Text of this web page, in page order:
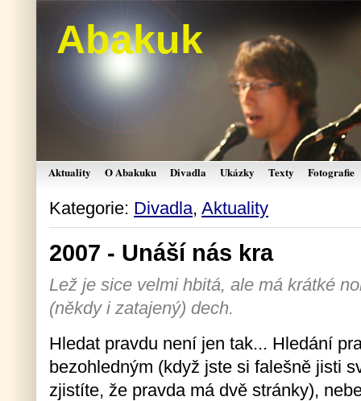
Abakuk
Aktuality O Abakuku Divadla Ukázky Texty Fotografie
Kategorie: Divadla, Aktuality
2007 - Unáší nás kra
Lež je sice velmi hbitá, ale má krátké
(někdy i zatajený) dech.
Hledat pravdu není jen tak... Hledání
bezohledným (když jste si falešně jisti
zjistíte, že pravda má dvě stránky),